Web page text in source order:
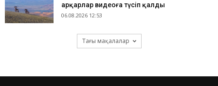
арқарлар видеоға түсіп қалды
06.08.2026 12:53
Тағы мақалалар